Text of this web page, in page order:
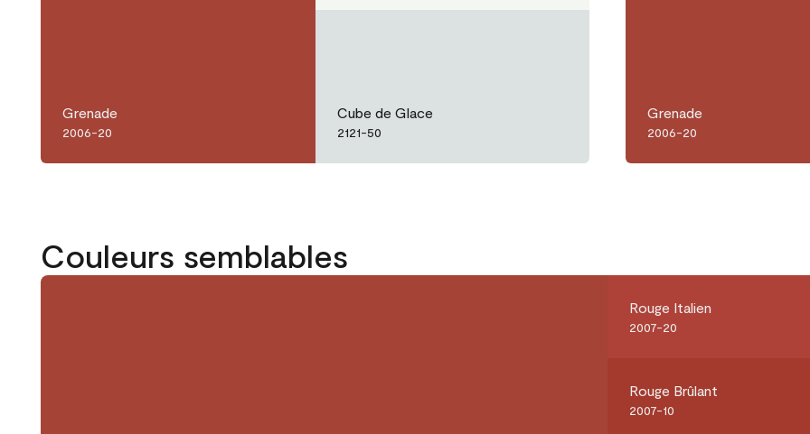
Grenade
2006-20
Cube de Glace
2121-50
Grenade
2006-20
Couleurs semblables
Rouge Italien
2007-20
Rouge Brûlant
2007-10